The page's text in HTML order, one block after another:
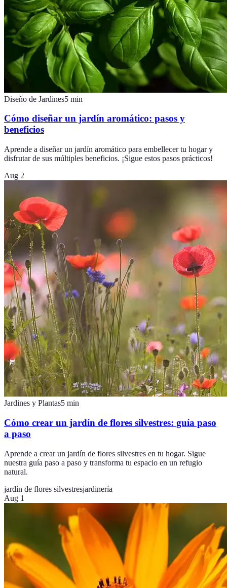
Diseño de Jardines5 min
Cómo diseñar un jardín aromático: pasos y
beneficios
Aprende a diseñar un jardín aromático para embellecer tu hogar y
disfrutar de sus múltiples beneficios. ¡Sigue estos pasos prácticos!
Aug 2
Jardines y Plantas5 min
Cómo crear un jardín de flores silvestres: guía paso
a paso
Aprende a crear un jardín de flores silvestres en tu hogar. Sigue
nuestra guía paso a paso y transforma tu espacio en un refugio
natural.
jardín de flores silvestresjardinería
Aug 1